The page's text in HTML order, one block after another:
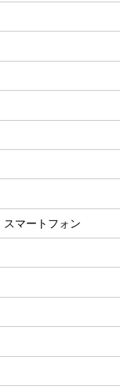
スマートフォン